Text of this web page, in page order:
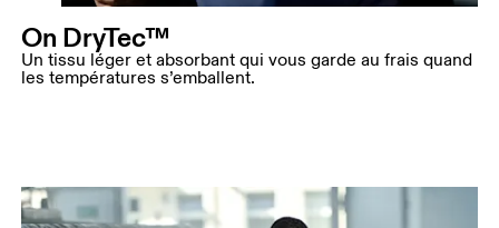
On DryTec™
Un tissu léger et absorbant qui vous garde au frais quand
les températures s’emballent.